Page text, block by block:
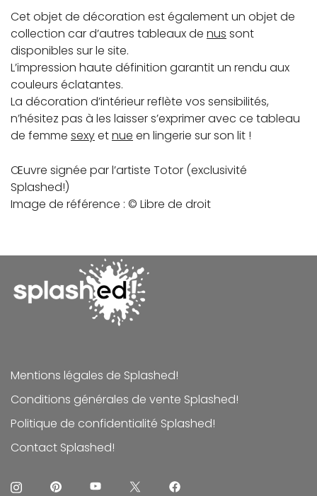
Cet objet de décoration est également un objet de
collection car d’autres tableaux de nus sont
disponibles sur le site.
L’impression haute définition garantit un rendu aux
couleurs éclatantes.
La décoration d’intérieur reflète vos sensibilités,
n’hésitez pas à les laisser s’exprimer avec ce tableau
de femme sexyetnue en lingerie sur son lit !
Œuvre signée par l’artiste Totor (exclusivité
Splashed!)
Image de référence : © Libre de droit
Mentions légales de Splashed!
Conditions générales de vente Splashed!
Politique de confidentialité Splashed!
Contact Splashed!